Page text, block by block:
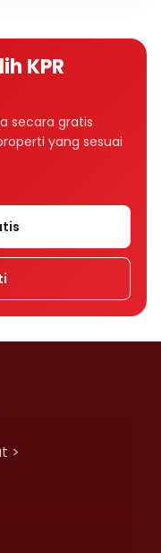
KPR
secara gratis
yang sesuai
>